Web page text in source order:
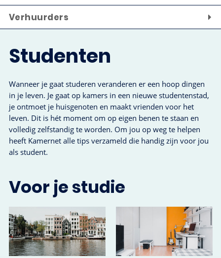
Verhuurders
Studenten
Wanneer je gaat studeren veranderen er een hoop dingen
in je leven. Je gaat op kamers in een nieuwe studentenstad,
je ontmoet je huisgenoten en maakt vrienden voor het
leven. Dit is hét moment om op eigen benen te staan en
volledig zelfstandig te worden. Om jou op weg te helpen
heeft Kamernet alle tips verzameld die handig zijn voor jou
als student.
Voor je studie